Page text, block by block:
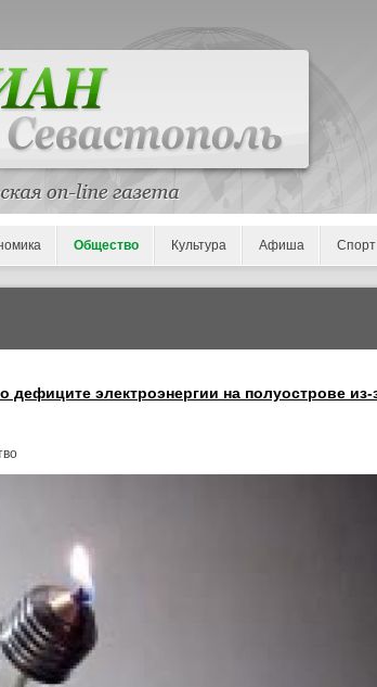
Общество Культура Афиша Спорт
электроэнергии на полуострове из-